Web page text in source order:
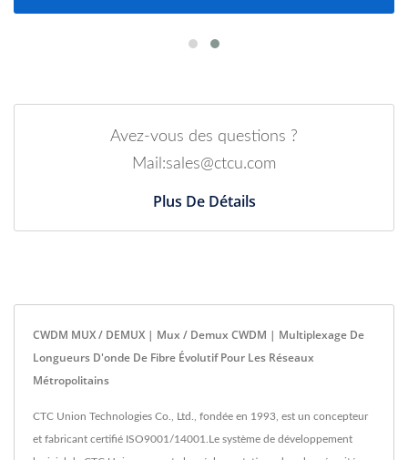
Avez-vous des questions ?
Mail:sales@ctcu.com
Plus De Détails
CWDM MUX / DEMUX | Mux / Demux CWDM | Multiplexage De
Longueurs D'onde De Fibre Évolutif Pour Les Réseaux
Métropolitains
CTC Union Technologies Co., Ltd., fondée en 1993, est un concepteur
et fabricant certifié ISO9001/14001.Le système de développement